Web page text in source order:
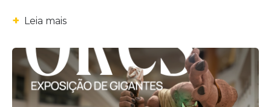
+ Leia mais